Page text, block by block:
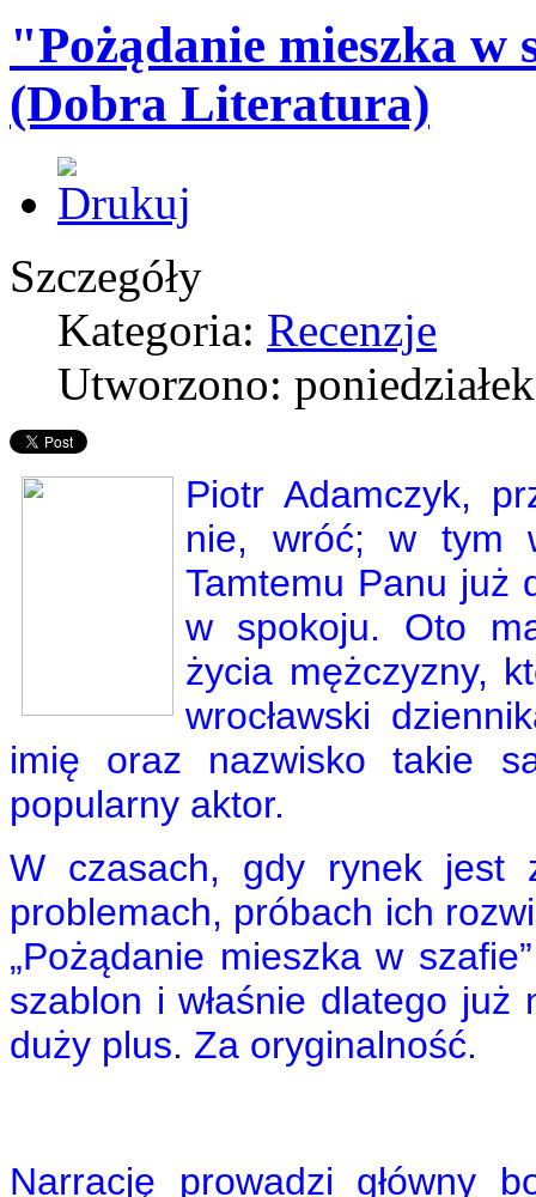
"Pożądanie mieszka
(Dobra Literatura)
Szczegóły
Kategoria: Recenzje
Utworzono:
Piotr Adamczyk,
nie, wróć; w tym
Tamtemu Panu już
w spokoju. Oto
życia mężczyzny,
wrocławski
imię oraz nazwisko takie
popularny aktor.
W czasach, gdy rynek jest
problemach, próbach ich
„Pożądanie mieszka w
szablon i właśnie dlatego już
duży plus. Za oryginalność.
Narrację prowadzi główny